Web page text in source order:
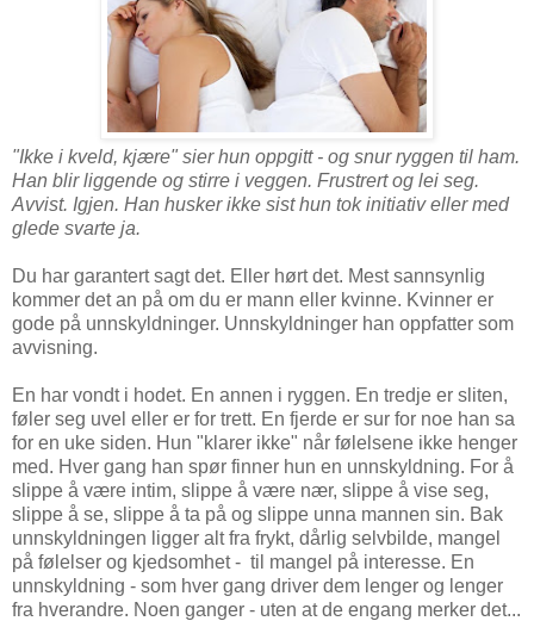
"Ikke i kveld, kjære" sier hun oppgitt - og snur ryggen til ham.
Han blir liggende og stirre i veggen. Frustrert og lei seg.
Avvist. Igjen. Han husker ikke sist hun tok initiativ eller med
glede svarte ja.
Du har garantert sagt det. Eller hørt det. Mest sannsynlig
kommer det an på om du er mann eller kvinne. Kvinner er
gode på unnskyldninger. Unnskyldninger han oppfatter som
avvisning.
En har vondt i hodet. En annen i ryggen. En tredje er sliten,
føler seg uvel eller er for trett. En fjerde er sur for noe han sa
for en uke siden. Hun "klarer ikke" når følelsene ikke henger
med. Hver gang han spør finner hun en unnskyldning. For å
slippe å være intim, slippe å være nær, slippe å vise seg,
slippe å se, slippe å ta på og slippe unna mannen sin. Bak
unnskyldningen ligger alt fra frykt, dårlig selvbilde, mangel
på følelser og kjedsomhet - til mangel på interesse. En
unnskyldning - som hver gang driver dem lenger og lenger
fra hverandre. Noen ganger - uten at de engang merker det...